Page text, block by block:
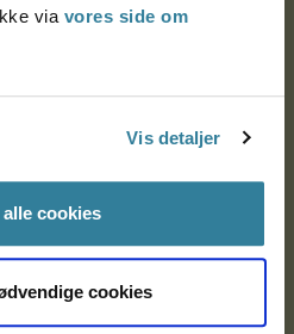
via vores side om
Vis detaljer
cookies
cookies